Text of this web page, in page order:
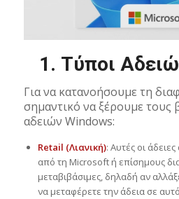
1. Τύποι
Για να κατανοήσουμε τη
σημαντικό να ξέρουμε τους
αδειών Windows:
Retail (Λιανική): Αυτές οι
από τη Microsoft ή επίσημους
μεταβιβάσιμες, δηλαδή αν
να μεταφέρετε την άδεια σε